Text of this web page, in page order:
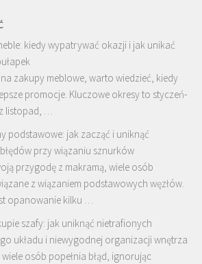
kiedy wypatrywać okazji i jak unikać
zakupy meblowe, warto wiedzieć, kiedy
promocje. Kluczowe okresy to styczeń-
listopad, …
podstawowe: jak zacząć i uniknąć
przy wiązaniu sznurków
przygodę z makramą, wiele osób
z wiązaniem podstawowych węzłów.
opanowanie kilku …
szafy: jak uniknąć nietrafionych
układu i niewygodnej organizacji wnętrza
osób popełnia błąd, ignorując